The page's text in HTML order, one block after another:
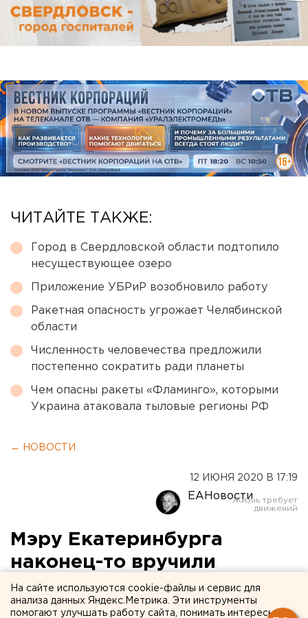
ЧИТАЙТЕ ТАКЖЕ:
Город в Свердловской области подтопило
несуществующее озеро
Приложение УБРиР возобновило работу
Ракетная опасность угрожает Челябинской
области
Численность человечества предложили
постепенно сократить ради планеты
Чем опасны ракеты «Фламинго», которыми
Украина атаковала тыловые регионы РФ
← НОВОСТИ
12 ИЮНЯ 2020 В 17:19
ЕАНовости
Мэру Екатеринбурга
наконец-то вручили
партбилет (ФОТООТЧЕТ)
На сайте используются cookie-файлы и сервис для
анализа данных Яндекс.Метрика. Эти инструменты
помогают улучшать работу сайта, понимать интересы